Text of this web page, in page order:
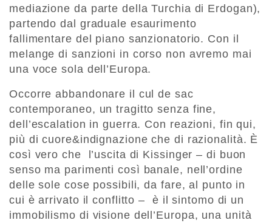
mediazione da parte della Turchia di Erdogan),
partendo dal graduale esaurimento
fallimentare del piano sanzionatorio. Con il
melange di sanzioni in corso non avremo mai
una voce sola dell’Europa.
Occorre abbandonare il cul de sac
contemporaneo, un tragitto senza fine,
dell’escalation in guerra. Con reazioni, fin qui,
più di cuore&indignazione che di razionalità. È
così vero che l’uscita di Kissinger – di buon
senso ma parimenti così banale, nell’ordine
delle sole cose possibili, da fare, al punto in
cui è arrivato il conflitto – è il sintomo di un
immobilismo di visione dell’Europa, una unità